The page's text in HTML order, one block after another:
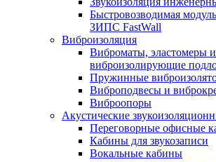
Быстровозводимая
ЗИПС FastWall
Виброизоляция
Виброматы, эластомеры и
виброизолирующие
Пружинные
Виброподвесы и
Виброопоры
Акустические
Переговорные офисные
Кабины для звукозаписи
Вокальные кабины